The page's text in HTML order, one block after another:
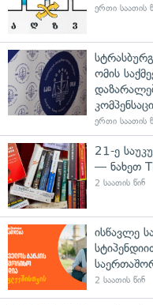
ერთი საათის
ომის
ერთი საათის
21-ე
— ნახეთ
2 საათის წინ
ისწავლე
2 საათის წინ